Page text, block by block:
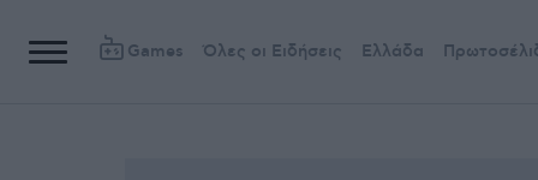
Games Όλες οι Ειδήσεις Ελλάδα